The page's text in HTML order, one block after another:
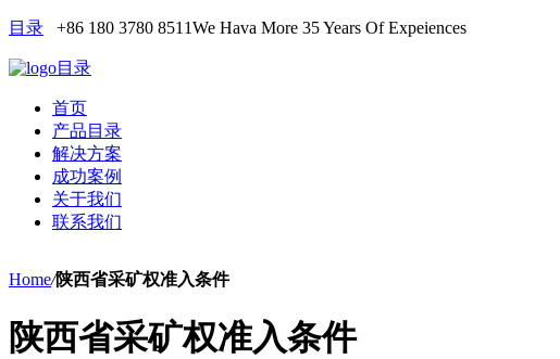
目录 +86 180 3780 8511We Hava More 35 Years Of Expeiences
目录
首页
产品目录
解决方案
成功案例
关于我们
联系我们
Home/陕西省采矿权准入条件
陕西省采矿权准入条件